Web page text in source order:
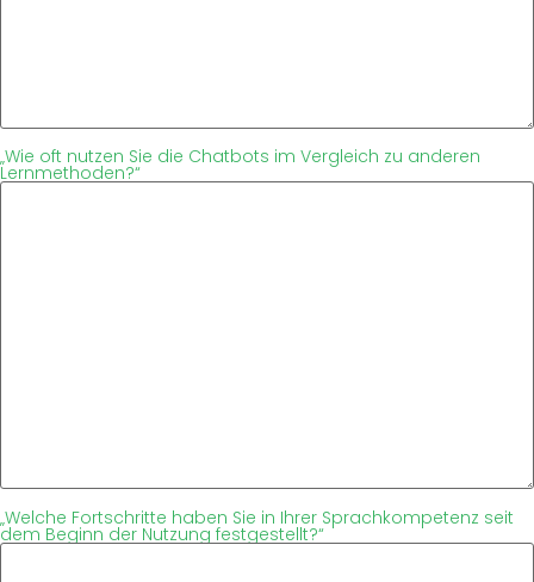
„Wie oft nutzen Sie die Chatbots im Vergleich zu anderen
Lernmethoden?“
„Welche Fortschritte haben Sie in Ihrer Sprachkompetenz seit
dem Beginn der Nutzung festgestellt?“